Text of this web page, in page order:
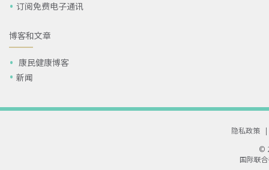
订阅免费电子通讯
博客和文章
康民健康博客
新闻
隐私政策
|
©
国际联